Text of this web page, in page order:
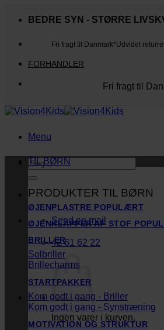
BEDRE SYN - STØRRE
Fri fragt til Danmark*Udvidet
FORHANDLER
Fri fragt til
Menu
Søg
efter:
Send en mail
42 61 62 22
Ingen varer i kurven.
TIL BØRN
PRODUKTER TIL BØRN
ØJENPLASTRE
ØJENKLAPPER AF STOF
BRILLER
Solbriller
Brillecharms
STARTPAKKER
Kom godt i gang - Briller
Kom godt i gang - Synstræning
MOTIVATION OG STRUKTUR